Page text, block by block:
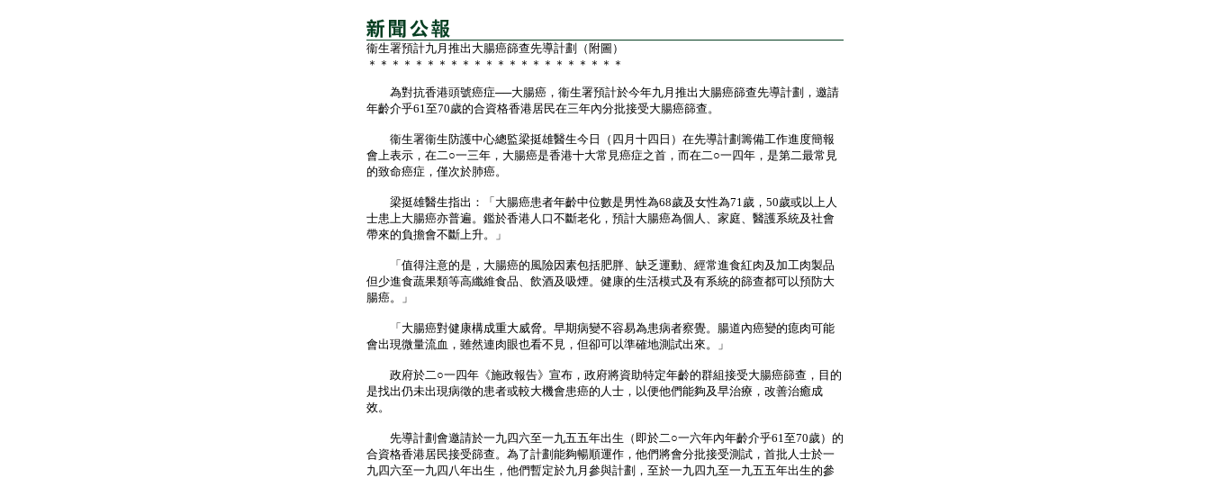
衞生署預計九月推出大腸癌篩查先導計劃（附圖）
＊＊＊＊＊＊＊＊＊＊＊＊＊＊＊＊＊＊＊＊＊＊
為對抗香港頭號癌症──大腸癌，衞生署預計於今年九月推出大腸癌篩查先導計劃，邀請
年齡介乎61至70歲的合資格香港居民在三年內分批接受大腸癌篩查。
衞生署衞生防護中心總監梁挺雄醫生今日（四月十四日）在先導計劃籌備工作進度簡報
會上表示，在二○一三年，大腸癌是香港十大常見癌症之首，而在二○一四年，是第二最常見
的致命癌症，僅次於肺癌。
梁挺雄醫生指出：「大腸癌患者年齡中位數是男性為68歲及女性為71歲，50歲或以上人
士患上大腸癌亦普遍。鑑於香港人口不斷老化，預計大腸癌為個人、家庭、醫護系統及社會
帶來的負擔會不斷上升。」
「值得注意的是，大腸癌的風險因素包括肥胖、缺乏運動、經常進食紅肉及加工肉製品
但少進食蔬果類等高纖維食品、飲酒及吸煙。健康的生活模式及有系統的篩查都可以預防大
腸癌。」
「大腸癌對健康構成重大威脅。早期病變不容易為患病者察覺。腸道內癌變的瘜肉可能
會出現微量流血，雖然連肉眼也看不見，但卻可以準確地測試出來。」
政府於二○一四年《施政報告》宣布，政府將資助特定年齡的群組接受大腸癌篩查，目的
是找出仍未出現病徵的患者或較大機會患癌的人士，以便他們能夠及早治療，改善治癒成
效。
先導計劃會邀請於一九四六至一九五五年出生（即於二○一六年內年齡介乎61至70歲）的
合資格香港居民接受篩查。為了計劃能夠暢順運作，他們將會分批接受測試，首批人士於一
九四六至一九四八年出生，他們暫定於九月參與計劃，至於一九四九至一九五五年出生的參